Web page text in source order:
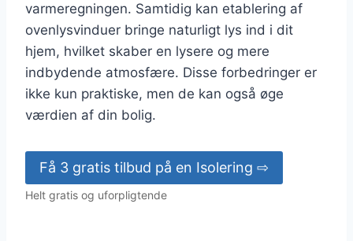
varmeregningen. Samtidig kan etablering af
ovenlysvinduer bringe naturligt lys ind i dit
hjem, hvilket skaber en lysere og mere
indbydende atmosfære. Disse forbedringer er
ikke kun praktiske, men de kan også øge
værdien af din bolig.
Få 3 gratis tilbud på en Isolering ⇨
Helt gratis og uforpligtende